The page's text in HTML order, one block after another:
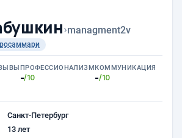
›managment2v
ПРОФЕССИОНАЛИЗМ
-/10
КОММУНИКАЦИЯ
-/10
Санкт-Петербург
13 лет